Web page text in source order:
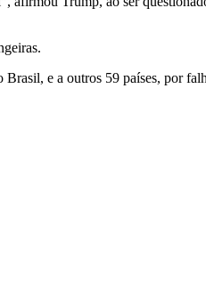
e a outros 59 países, por